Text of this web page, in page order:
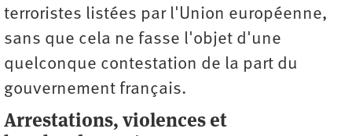
terroristes listées par l'Union européenne,
sans que cela ne fasse l'objet d'une
quelconque contestation de la part du
gouvernement français.
Arrestations, violences et